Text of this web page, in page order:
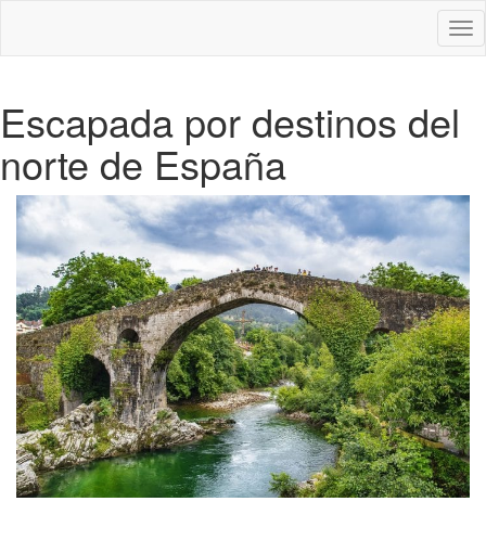
Escapada por destinos del
norte de España